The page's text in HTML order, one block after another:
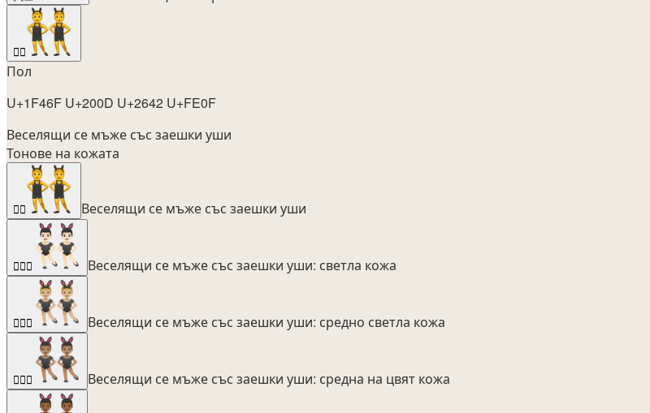
👯‍♂️
Пол
U+1F46F U+200D U+2642 U+FE0F
Веселящи се мъже със заешки уши
Тонове на кожата
👯‍♂️ Веселящи се мъже със заешки уши
👯🏻‍♂️ Веселящи се мъже със заешки уши: светла кожа
👯🏼‍♂️ Веселящи се мъже със заешки уши: средно светла кожа
👯🏽‍♂️ Веселящи се мъже със заешки уши: средна на цвят кожа